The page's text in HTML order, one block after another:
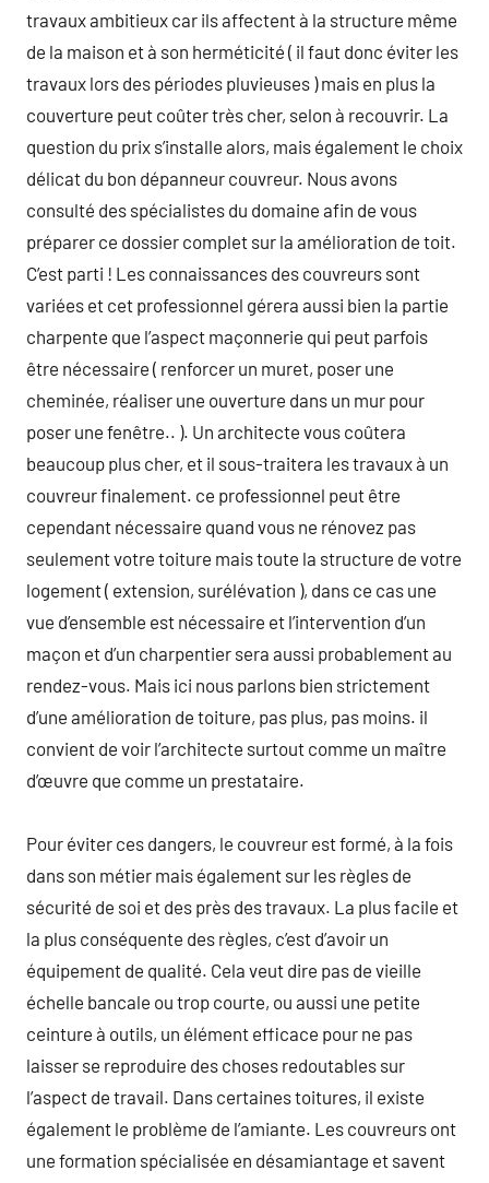
travaux ambitieux car ils affectent à la structure même
de la maison et à son herméticité ( il faut donc éviter les
travaux lors des périodes pluvieuses ) mais en plus la
couverture peut coûter très cher, selon à recouvrir. La
question du prix s’installe alors, mais également le choix
délicat du bon dépanneur couvreur. Nous avons
consulté des spécialistes du domaine afin de vous
préparer ce dossier complet sur la amélioration de toit.
C’est parti ! Les connaissances des couvreurs sont
variées et cet professionnel gérera aussi bien la partie
charpente que l’aspect maçonnerie qui peut parfois
être nécessaire ( renforcer un muret, poser une
cheminée, réaliser une ouverture dans un mur pour
poser une fenêtre.. ). Un architecte vous coûtera
beaucoup plus cher, et il sous-traitera les travaux à un
couvreur finalement. ce professionnel peut être
cependant nécessaire quand vous ne rénovez pas
seulement votre toiture mais toute la structure de votre
logement ( extension, surélévation ), dans ce cas une
vue d’ensemble est nécessaire et l’intervention d’un
maçon et d’un charpentier sera aussi probablement au
rendez-vous. Mais ici nous parlons bien strictement
d’une amélioration de toiture, pas plus, pas moins. il
convient de voir l’architecte surtout comme un maître
d’œuvre que comme un prestataire.
Pour éviter ces dangers, le couvreur est formé, à la fois
dans son métier mais également sur les règles de
sécurité de soi et des près des travaux. La plus facile et
la plus conséquente des règles, c’est d’avoir un
équipement de qualité. Cela veut dire pas de vieille
échelle bancale ou trop courte, ou aussi une petite
ceinture à outils, un élément efficace pour ne pas
laisser se reproduire des choses redoutables sur
l’aspect de travail. Dans certaines toitures, il existe
également le problème de l’amiante. Les couvreurs ont
une formation spécialisée en désamiantage et savent